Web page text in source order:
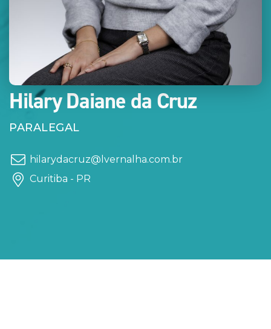
Hilary Daiane da Cruz
PARALEGAL
hilarydacruz@lvernalha.com.br
Curitiba - PR